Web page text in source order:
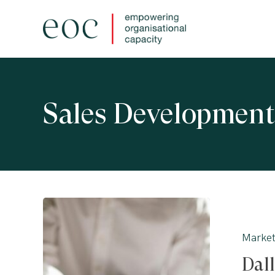
Sales Development
prodotto